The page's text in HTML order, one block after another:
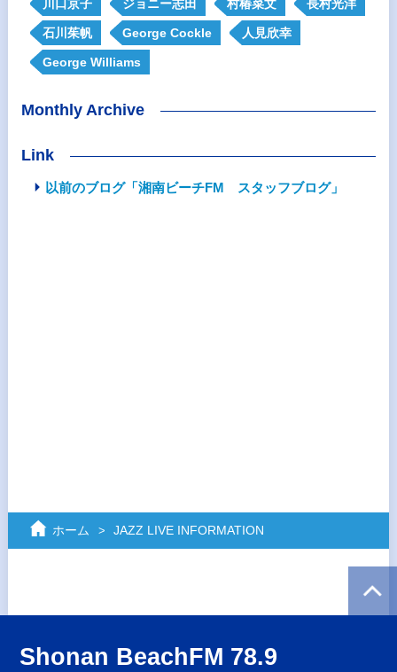
川口京子 ジョニー志田 村椿菜文 長村光洋
石川茱帆 George Cockle 人見欣幸
George Williams
Monthly Archive
Link
以前のブログ「湘南ビーチFM スタッフブログ」
ホーム JAZZ LIVE INFORMATION
Shonan BeachFM 78.9